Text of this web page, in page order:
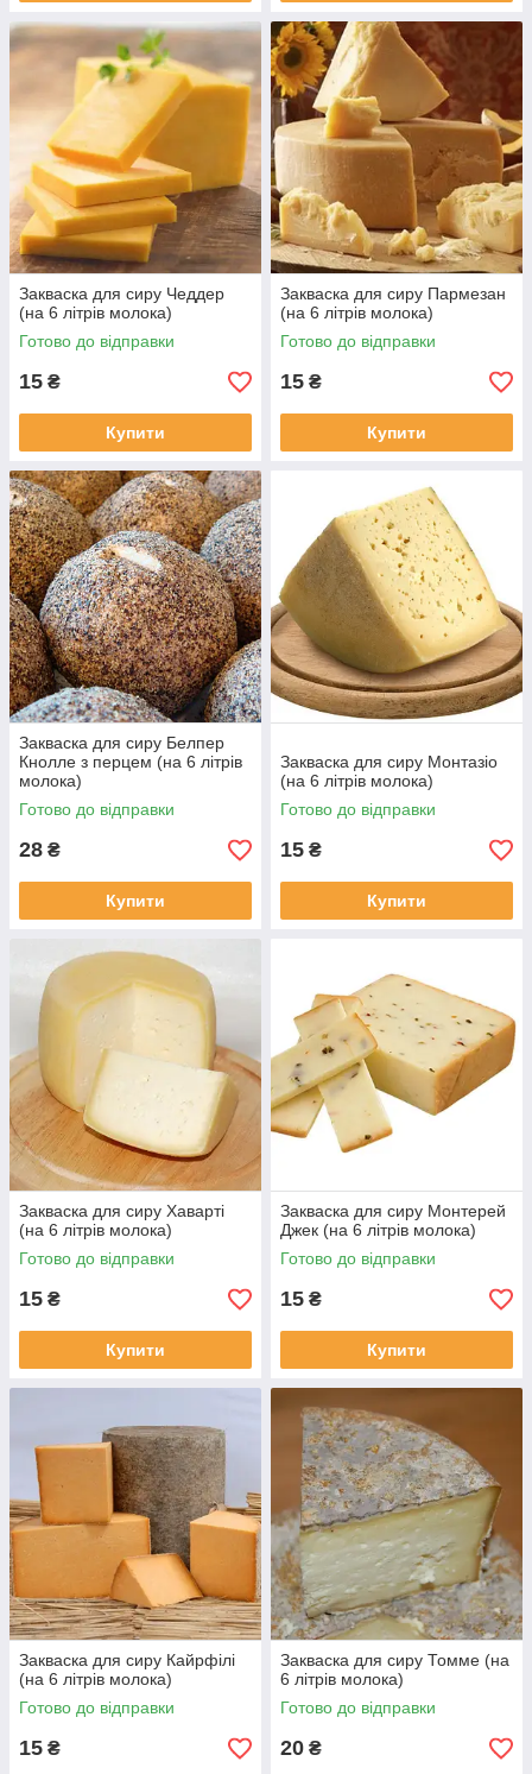
Закваска для сиру Чеддер
(на 6 літрів молока)
Готово до відправки
15 ₴
Купити
Закваска для сиру Пармезан
(на 6 літрів молока)
Готово до відправки
15 ₴
Купити
Закваска для сиру Белпер
Кнолле з перцем (на 6 літрів
молока)
Готово до відправки
28 ₴
Купити
Закваска для сиру Монтазіо
(на 6 літрів молока)
Готово до відправки
15 ₴
Купити
Закваска для сиру Хаварті
(на 6 літрів молока)
Готово до відправки
15 ₴
Купити
Закваска для сиру Монтерей
Джек (на 6 літрів молока)
Готово до відправки
15 ₴
Купити
Закваска для сиру Кайрфілі
(на 6 літрів молока)
Готово до відправки
15 ₴
Закваска для сиру Томме (на
6 літрів молока)
Готово до відправки
20 ₴